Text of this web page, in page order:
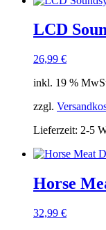
LCD
26,99 €
inkl. 19 %
zzgl.
Lieferzeit: 2-5
Horse
32,99 €